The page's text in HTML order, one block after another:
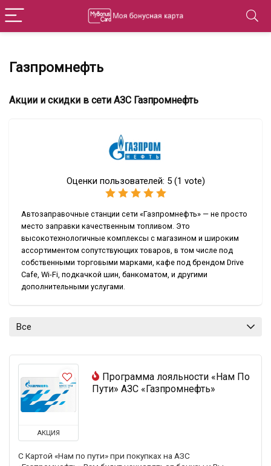
Газпромнефть
Акции и скидки в сети АЗС Газпромнефть
Оценки пользователей: 5 (1 vote)
Автозаправочные станции сети «Газпромнефть» — не просто
место заправки качественным топливом. Это
высокотехнологичные комплексы с магазином и широким
ассортиментом сопутствующих товаров, в том числе под
собственными торговыми марками, кафе под брендом Drive
Cafe, Wi-Fi, подкачкой шин, банкоматом, и другими
дополнительными услугами.
Все
АКЦИЯ
Программа лояльности «Нам По
Пути» АЗС «Газпромнефть»
С Картой «Нам по пути» при покупках на АЗС